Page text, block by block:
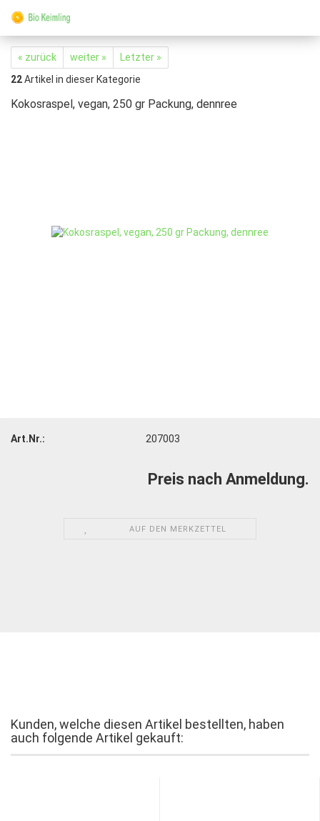
« zurück weiter »
Letzter »
22Artikel in dieser Kategorie
Kokosraspel, vegan, 250 gr Packung, dennree
Art.Nr.: 207003
Preis nach Anmeldung.
AUF DEN MERKZETTEL
Kunden, welche diesen Artikel bestellten, haben
auch folgende Artikel gekauft: